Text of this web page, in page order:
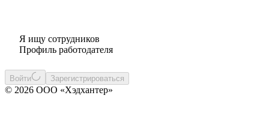
Я ищу сотрудников
Профиль работодателя
Войти Зарегистрироваться
© 2026 ООО «Хэдхантер»